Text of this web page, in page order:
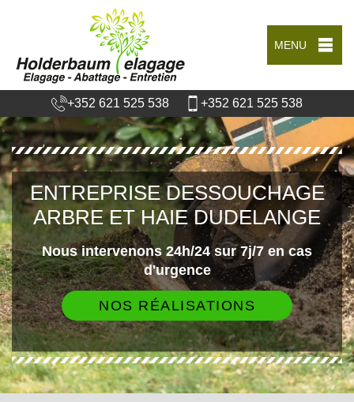
MENU
+352 621 525 538 +352 621 525 538
ENTREPRISE DESSOUCHAGE
ARBRE ET HAIE DUDELANGE
Nous intervenons 24h/24 sur 7j/7 en cas
d'urgence
NOS RÉALISATIONS